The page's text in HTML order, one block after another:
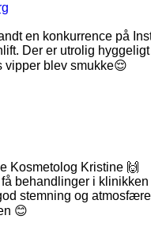
en konkurrence på
Der er utrolig
vipper blev smukke😌
Kosmetolog Kristine 🙌
behandlinger i
stemning og
😊